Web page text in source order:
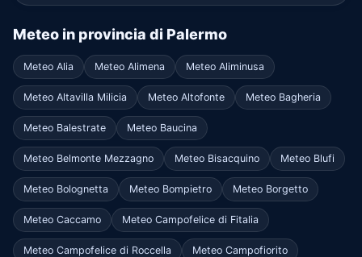
Meteo in provincia di Palermo
Meteo Alia Meteo Alimena Meteo Aliminusa
Meteo Altavilla Milicia Meteo Altofonte Meteo Bagheria
Meteo Balestrate Meteo Baucina
Meteo Belmonte Mezzagno Meteo Bisacquino Meteo Blufi
Meteo Bolognetta Meteo Bompietro Meteo Borgetto
Meteo Caccamo Meteo Campofelice di Fitalia
Meteo Campofelice di Roccella Meteo Campofiorito